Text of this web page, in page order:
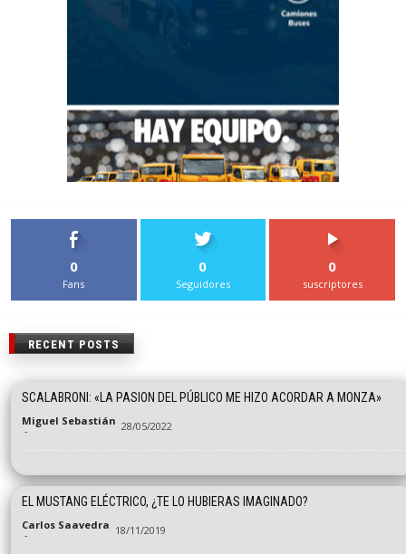
0
Fans
0
Seguidores
0
suscriptores
RECENT POSTS
SCALABRONI: «LA PASION DEL PÚBLICO ME HIZO ACORDAR A MONZA»
Miguel Sebastián
- 28/05/2022
EL MUSTANG ELÉCTRICO, ¿TE LO HUBIERAS IMAGINADO?
Carlos Saavedra
- 18/11/2019